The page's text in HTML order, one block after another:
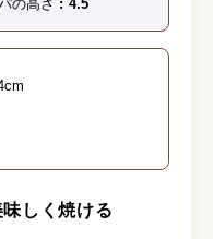
の高さ 4.5
しく焼ける